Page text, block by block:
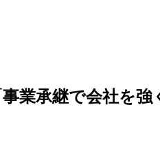
業承継で会社を